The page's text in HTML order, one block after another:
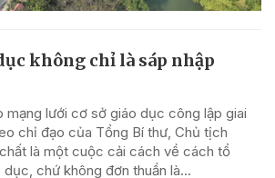
không chỉ là sáp nhập
mạng lưới cơ sở giáo dục công lập giai
chỉ đạo của Tổng Bí thư, Chủ tịch
là một cuộc cải cách về cách tổ
chứ không đơn thuần là...